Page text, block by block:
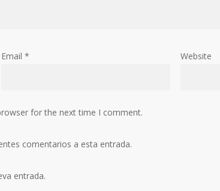
Email* Website
for the next time I comment.
comentarios a esta entrada.
entrada.